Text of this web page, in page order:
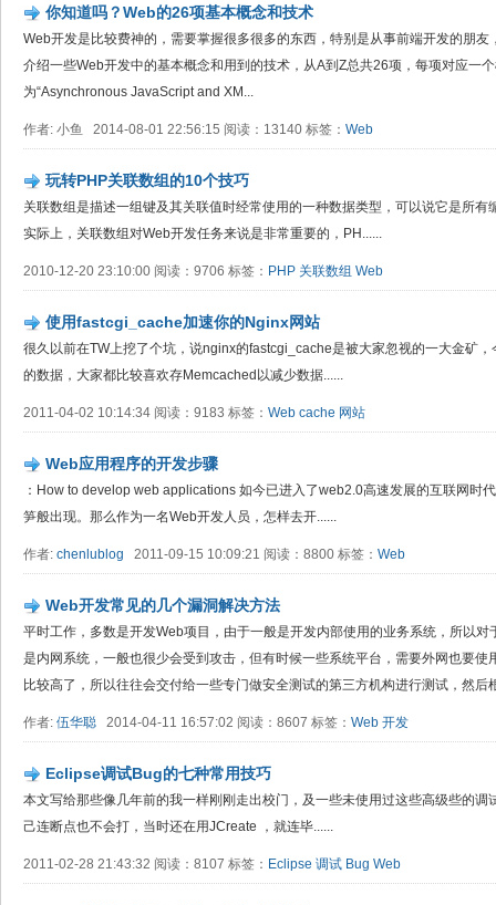
你知道吗？Web的26项基本概念和技术
Web开发是比较费神的，需要掌握很多很多的东西，特别是从事前端开发的朋
介绍一些Web开发中的基本概念和用到的技术，从A到Z总共26项，每项对应一
为“Asynchronous JavaScript and XM...
作者: 小鱼 2014-08-01 22:56:15 阅读：13140 标签： Web
玩转PHP关联数组的10个技巧
关联数组是描述一组键及其关联值时经常使用的一种数据类型，可以说它是所
实际上，关联数组对Web开发任务来说是非常重要的，PH......
2010-12-20 23:10:00 阅读：9706 标签： PHP 关联数组 Web
使用fastcgi_cache加速你的Nginx网站
很久以前在TW上挖了个坑，说nginx的fastcgi_cache是被大家忽视的一大金矿
的数据，大家都比较喜欢存Memcached以减少数据......
2011-04-02 10:14:34 阅读：9183 标签： Web cache 网站
Web应用程序的开发步骤
：How to develop web applications 如今已进入了web2.0高速发展的互联网时
笋般出现。那么作为一名Web开发人员，怎样去开......
作者: chenlublog 2011-09-15 10:09:21 阅读：8800 标签： Web
Web开发常见的几个漏洞解决方法
平时工作，多数是开发Web项目，由于一般是开发内部使用的业务系统，所以
是内网系统，一般也很少会受到攻击，但有时候一些系统平台，需要外网也要
比较高了，所以往往会交付给一些专门做安全测试的第三方机构进行测试，然后
作者: 伍华聪 2014-04-11 16:57:02 阅读：8607 标签： Web 开发
Eclipse调试Bug的七种常用技巧
本文写给那些像几年前的我一样刚刚走出校门，及一些未使用过这些高级些的调
己连断点也不会打，当时还在用JCreate ，就连毕......
2011-02-28 21:43:32 阅读：8107 标签： Eclipse 调试 Bug Web